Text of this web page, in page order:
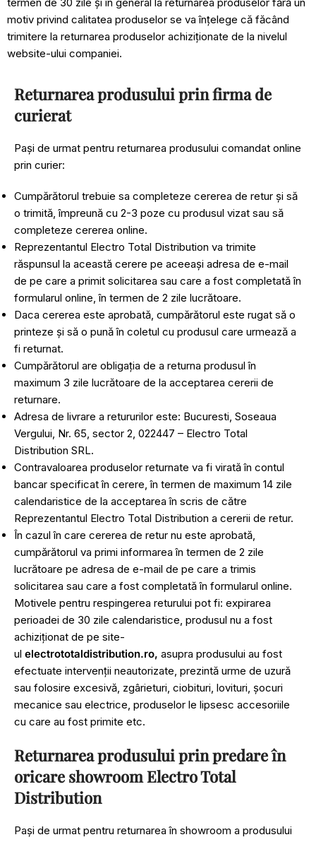
motiv privind calitatea produselor se va înțelege că făcând
trimitere la returnarea produselor achiziționate de la nivelul
website-ului companiei.
Returnarea produsului prin firma de
curierat
Pași de urmat pentru returnarea produsului comandat online
prin curier:
Cumpărătorul trebuie sa completeze cererea de retur și să
o trimită, împreună cu 2-3 poze cu produsul vizat sau să
completeze cererea online.
Reprezentantul Electro Total Distribution va trimite
răspunsul la această cerere pe aceeași adresa de e-mail
de pe care a primit solicitarea sau care a fost completată în
formularul online, în termen de 2 zile lucrătoare.
Daca cererea este aprobată, cumpărătorul este rugat să o
printeze și să o pună în coletul cu produsul care urmează a
fi returnat.
Cumpărătorul are obligația de a returna produsul în
maximum 3 zile lucrătoare de la acceptarea cererii de
returnare.
Adresa de livrare a retururilor este: Bucuresti, Soseaua
Vergului, Nr. 65, sector 2, 022447 – Electro Total
Distribution SRL.
Contravaloarea produselor returnate va fi virată în contul
bancar specificat în cerere, în termen de maximum 14 zile
calendaristice de la acceptarea în scris de către
Reprezentantul Electro Total Distribution a cererii de retur.
În cazul în care cererea de retur nu este aprobată,
cumpărătorul va primi informarea în termen de 2 zile
lucrătoare pe adresa de e-mail de pe care a trimis
solicitarea sau care a fost completată în formularul online.
Motivele pentru respingerea returului pot fi: expirarea
perioadei de 30 zile calendaristice, produsul nu a fost
achiziționat de pe site-
ul electrototaldistribution.ro, asupra produsului au fost
efectuate intervenții neautorizate, prezintă urme de uzură
sau folosire excesivă, zgârieturi, ciobituri, lovituri, șocuri
mecanice sau electrice, produselor le lipsesc accesoriile
cu care au fost primite etc.
Returnarea produsului prin predare în
oricare showroom Electro Total
Distribution
Pași de urmat pentru returnarea în showroom a produsului